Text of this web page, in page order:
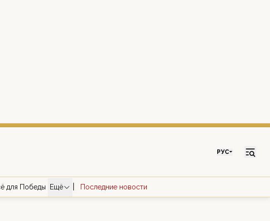
РУС
для Победы Ещё Последние новости